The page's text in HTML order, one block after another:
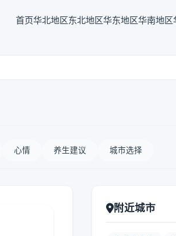
首页华北地区东北地区华东地区华南地区
心情 养生建议 城市选择
附近城市